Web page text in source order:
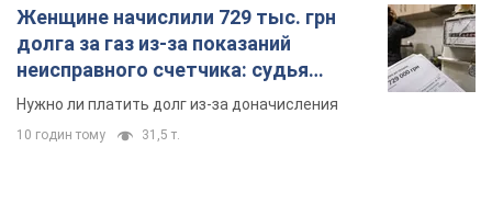
Женщине начислили 729 тыс. грн
долга за газ из-за показаний
неисправного счетчика: судья
вынес неожиданное решение
Нужно ли платить долг из-за доначисления
10 годин тому 31,5 т.